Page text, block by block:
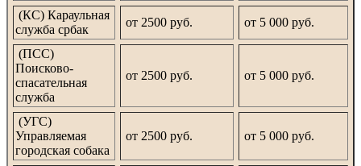
(КС) Караульная
служба србак
от 2500 руб. от 5 000 руб.
(ПСС)
Поисково-
спасательная
служба
от 2500 руб. от 5 000 руб.
(УГС)
Управляемая
городская собака
от 2500 руб. от 5 000 руб.